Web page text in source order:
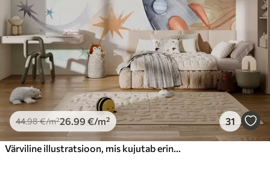
44.98€/m²26 .99 €/m² 31